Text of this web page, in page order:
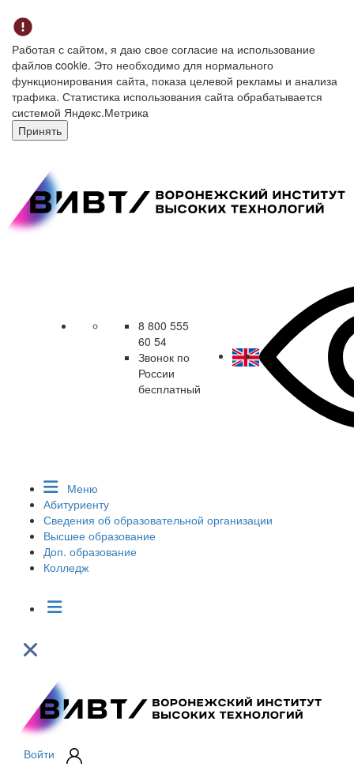
Работая с сайтом, я даю свое согласие на использование
файлов cookie. Это необходимо для нормального
функционирования сайта, показа целевой рекламы и анализа
трафика. Статистика использования сайта обрабатывается
системой Яндекс.Метрика
Принять
8 800 555
60 54
Звонок по
России
бесплатный
Меню
Абитуриенту
Сведения об образовательной организации
Высшее образование
Доп. образование
Колледж
Войти